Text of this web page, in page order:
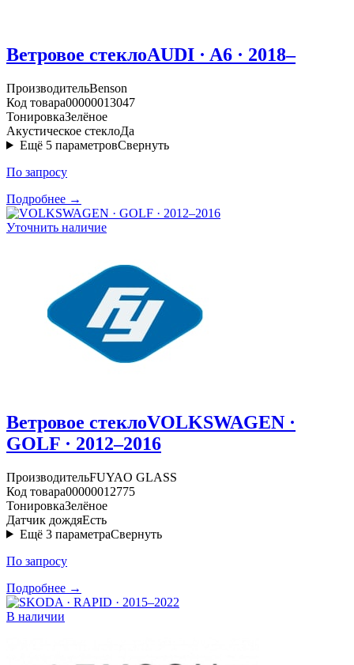
Ветровое стеклоAUDI · A6 · 2018–
ПроизводительBenson
Код товара00000013047
ТонировкаЗелёное
Акустическое стеклоДа
Ещё 5 параметровСвернуть
По запросу
Подробнее →
Уточнить наличие
Ветровое стеклоVOLKSWAGEN ·
GOLF · 2012–2016
ПроизводительFUYAO GLASS
Код товара00000012775
ТонировкаЗелёное
Датчик дождяЕсть
Ещё 3 параметраСвернуть
По запросу
Подробнее →
В наличии